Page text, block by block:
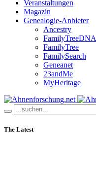
Veranstaltungen
Magazin
Genealogie-Anbieter
Ancestry
FamilyTreeDNA
FamilyTree
FamilySearch
Geneanet
23andMe
MyHeritage
The Latest